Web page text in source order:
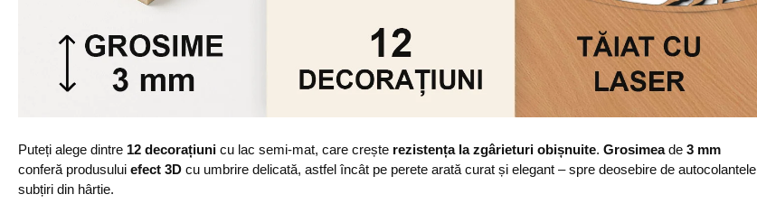
Puteți alege dintre 12 decorațiuni cu lac semi-mat, care crește rezistența la zgârieturi obișnuite. Grosimeade 3 mm
conferă produsului efect 3D cu umbrire delicată, astfel încât pe perete arată curat și elegant – spre deosebire de autocolantele
subțiri din hârtie.